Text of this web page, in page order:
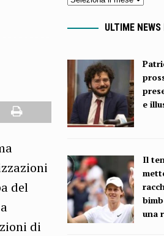
del
di
ULTIME
e
Il
una